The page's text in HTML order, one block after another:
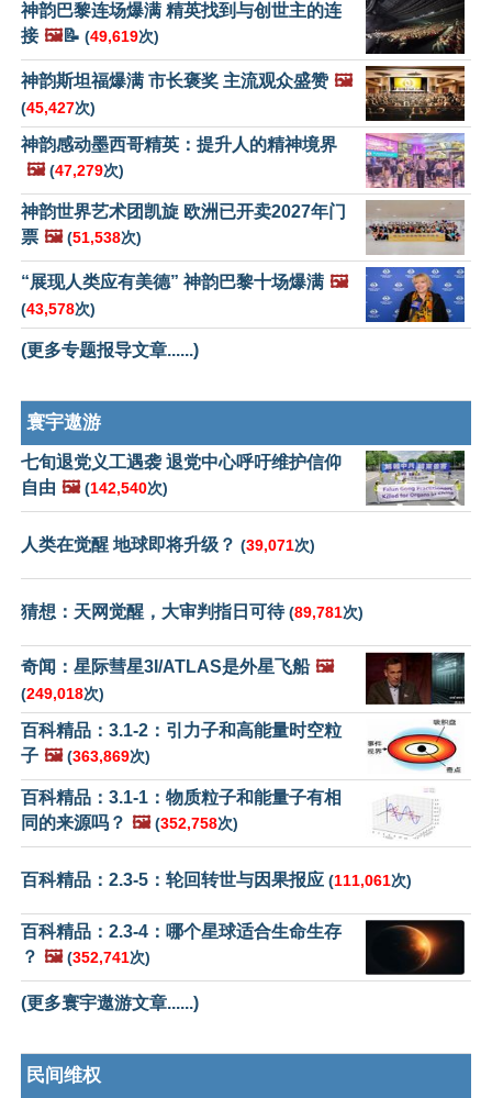
神韵巴黎连场爆满 精英找到与创世主的连
接 🖼️📝 (49,619次)
神韵斯坦福爆满 市长褒奖 主流观众盛赞 🖼️
(45,427次)
神韵感动墨西哥精英：提升人的精神境界
🖼️ (47,279次)
神韵世界艺术团凯旋 欧洲已开卖2027年门
票 🖼️ (51,538次)
“展现人类应有美德” 神韵巴黎十场爆满 🖼️
(43,578次)
(更多专题报导文章......)
寰宇遨游
七旬退党义工遇袭 退党中心呼吁维护信仰
自由 🖼️ (142,540次)
人类在觉醒 地球即将升级？ (39,071次)
猜想：天网觉醒，大审判指日可待(89,781次)
奇闻：星际彗星3I/ATLAS是外星飞船 🖼️
(249,018次)
百科精品：3.1-2：引力子和高能量时空粒
子 🖼️ (363,869次)
百科精品：3.1-1：物质粒子和能量子有相
同的来源吗？ 🖼️ (352,758次)
百科精品：2.3-5：轮回转世与因果报应 (111,061次)
百科精品：2.3-4：哪个星球适合生命生存
？ 🖼️ (352,741次)
(更多寰宇遨游文章......)
民间维权